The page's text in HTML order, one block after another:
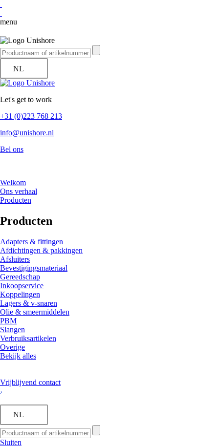
menu
NL
Let's get to work
+31 (0)223 768 213
info@unishore.nl
Bel ons
Welkom
Ons verhaal
Producten
Producten
Adapters & fittingen
Afdichtingen & pakkingen
Afsluiters
Bevestigingsmateriaal
Gereedschap
Inkoopservice
Koppelingen
Lagers & v-snaren
Olie & smeermiddelen
PBM
Slangen
Verbruiksartikelen
Overige
Bekijk alles
Vrijblijvend contact
NL
Sluiten